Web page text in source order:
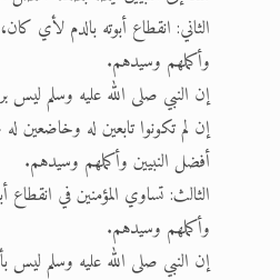
الثاني: انقطاع أبوته بالدم لأي
وأكملهم وسيدهم.
إن النبي صلى الله عليه وسلم ليس
إن لم تكونوا تابعين له وخاضعين
أفضل النبيين وأكملهم وسيدهم.
الثالث: تساوي المؤمنين في
وأكملهم وسيدهم.
إن النبي صلى الله عليه وسلم ليس